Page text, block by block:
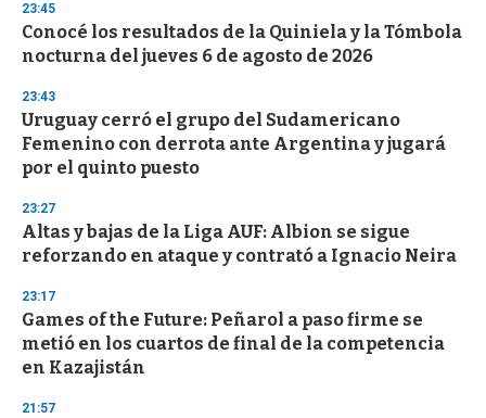
d
s
o
f
3
s
e
c
o
d
s
23:45
Conocé los resultados de la Quiniela y la Tómbola
nocturna del jueves 6 de agosto de 2026
23:43
Uruguay cerró el grupo del Sudamericano
Femenino con derrota ante Argentina y jugará
por el quinto puesto
23:27
Altas y bajas de la Liga AUF: Albion se sigue
reforzando en ataque y contrató a Ignacio Neira
23:17
Games of the Future: Peñarol a paso firme se
metió en los cuartos de final de la competencia
en Kazajistán
21:57